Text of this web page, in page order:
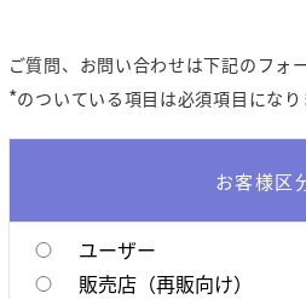
ご質問、お問い合わせは下記のフォ
*のついている項目は必須項目になり
お客様区
ユーザー
販売店（再販向け）